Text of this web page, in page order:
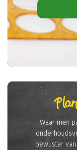
Waar men
bewuster